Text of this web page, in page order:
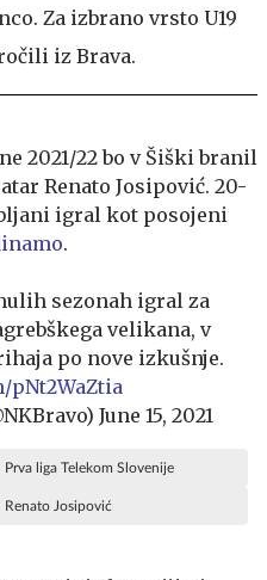
Za izbrano vrsto U19
iz Brava.
2021/22 bo v Šiški branil
Renato Josipović. 20-
igral kot posojeni
.
sezonah igral za
velikana, v
po nove izkušnje.
pNt2WaZtia
June 15, 2021
Prva liga Telekom Slovenije
Renato Josipović